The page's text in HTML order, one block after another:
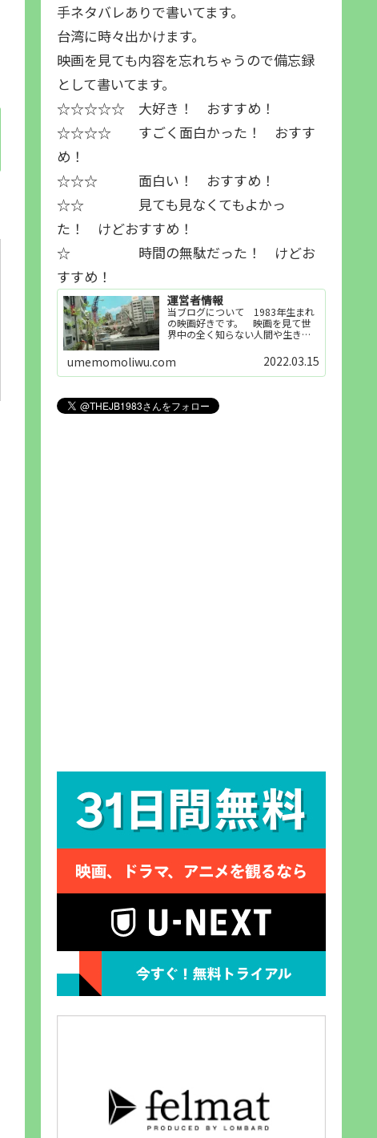
手ネタバレありで書いてます。
台湾に時々出かけます。
映画を見ても内容を忘れちゃうので備忘録
として書いてます。
☆☆☆☆☆ 大好き！ おすすめ！
☆☆☆☆ すごく面白かった！ おすす
め！
☆☆☆ 面白い！ おすすめ！
☆☆ 見ても見なくてもよかっ
た！ けどおすすめ！
☆ 時間の無駄だった！ けどお
すすめ！
運営者情報
当ブログについて 1983年生まれ
の映画好きです。 映画を見て世
界中の全く知らない人間や生き物
世界知らない世界に触れることが
好きで映画を見てます。「映画を
見られれば幸福度を高い」とわか
umemomoliwu.com 2022.03.15